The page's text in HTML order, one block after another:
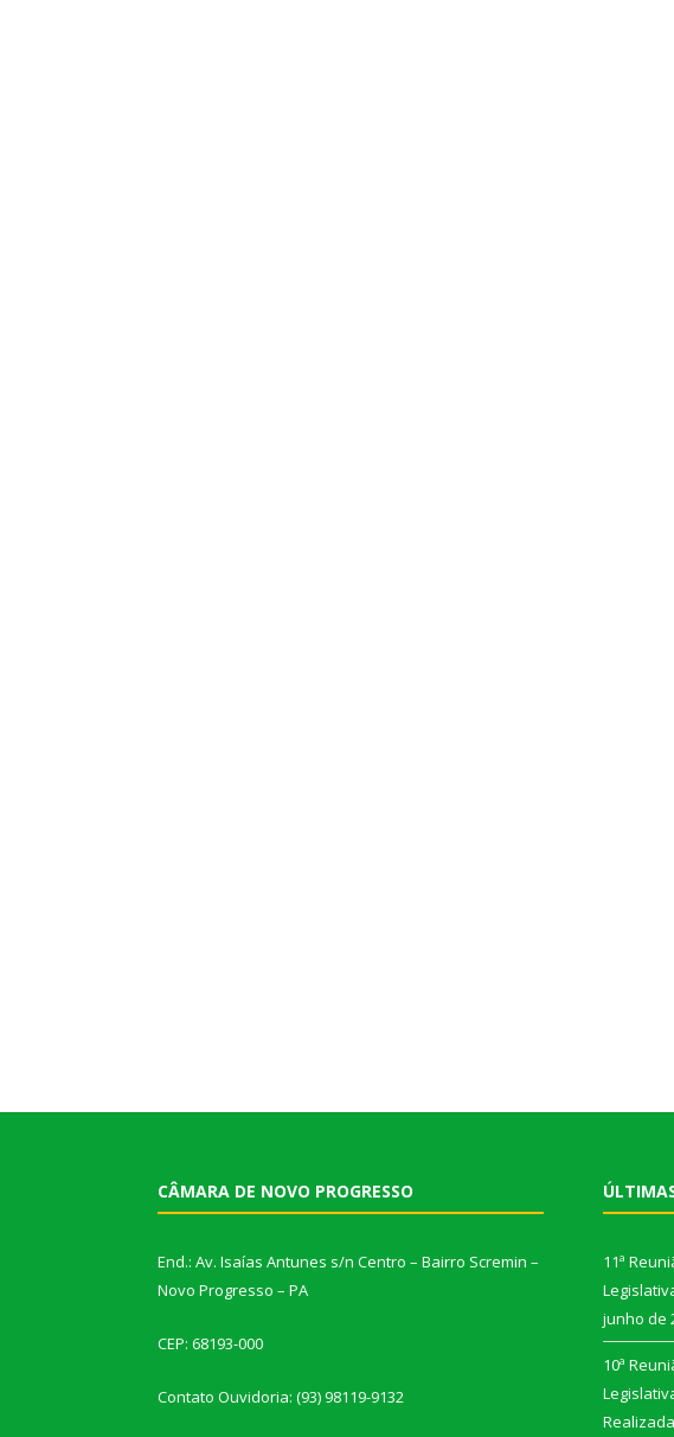
CÂMARA DE NOVO PROGRESSO
End.: Av. Isaías Antunes s/n Centro – Bairro Scremin –
Novo Progresso – PA
CEP: 68193-000
Contato Ouvidoria: (93) 98119-9132
11ª
junho de
10ª